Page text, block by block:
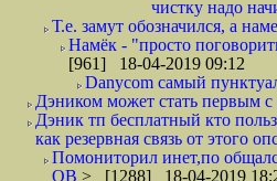
чистку надо
Т.е. замут обозначился, а
Намёк - "просто
[961] 18-04-2019 09:12
Danycom самый
Дэником может стать первым
Дэник тп бесплатный кто
как резервная связь от этого
Помониторил инет,по
ОВ > [1288] 18-04-2019